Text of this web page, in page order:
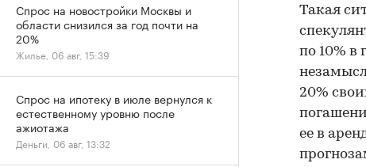
Такая
по 10% в
20%
ее в
Спрос на новостройки Москвы и
области снизился за год почти на
20%
Жилье, 06 авг, 15:39
Спрос на ипотеку в июле вернулся к
естественному уровню после
ажиотажа
Деньги, 06 авг, 13:32